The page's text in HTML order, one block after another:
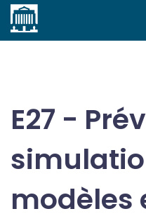
Accueil
E27 -
modèles